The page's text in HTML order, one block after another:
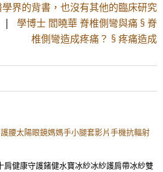
界的背書，也沒有其他的臨床研究
| 學博士 閻曉華 脊椎側彎與痛 § 脊
椎側彎造成疼痛？ § 疼痛造成
腰太陽眼鏡媽媽手小腿套影片手機抗輻射
肩健康守護鍺健水寶冰紗冰紗護肩帶冰紗雙